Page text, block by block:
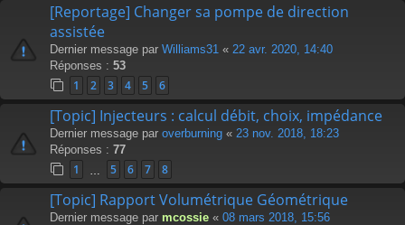
[Reportage] Changer sa pompe de direction
assistée
Dernier message par Williams31 « 22 avr. 2020, 14:40
Réponses : 53
1 2 3 4 5 6
[Topic] Injecteurs : calcul débit, choix, impédance
Dernier message par overburning « 23 nov. 2018, 18:23
Réponses : 77
1 5 6 7 8
[Topic] Rapport Volumétrique Géométrique
Dernier message par mcossie « 08 mars 2018, 15:56